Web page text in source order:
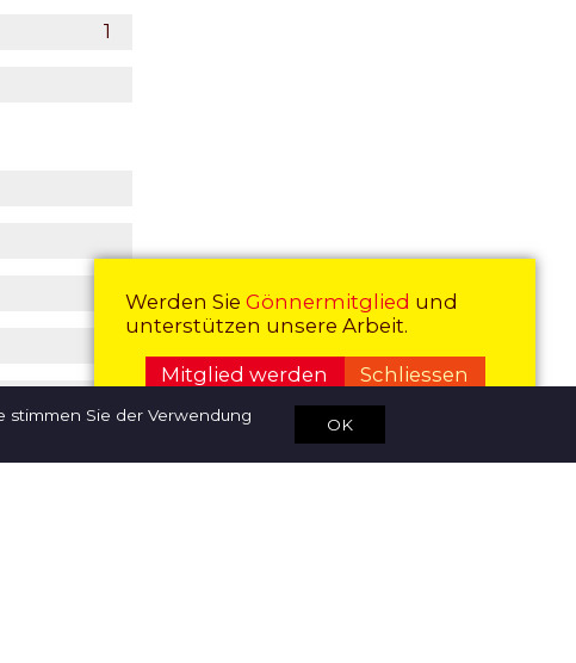
Werden Sie Gönnermitglied und
unterstützen unsere Arbeit.
Mitglied werden Schliessen
stimmen Sie der Verwendung
OK